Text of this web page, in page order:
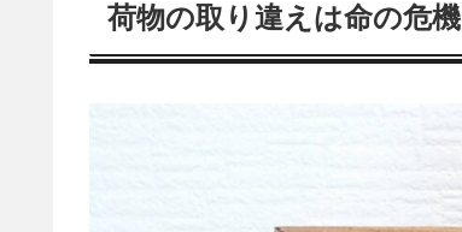
荷物の取り違えは命の危機